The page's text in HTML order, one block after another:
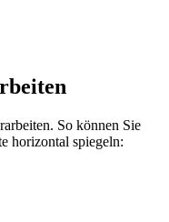
So können Sie
horizontal spiegeln: